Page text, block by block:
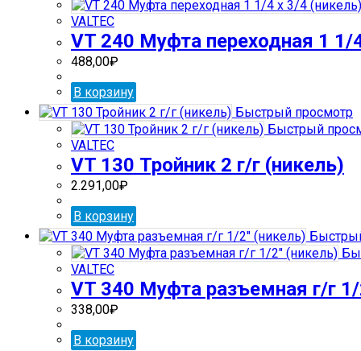
VALTEC
VT 240 Муфта переходная 1 1/
488,00₽
В корзину
Быстрый просмотр
Быстрый
VALTEC
VT 130 Тройник 2 г/г (никель)
2.291,00₽
В корзину
VALTEC
VT 340 Муфта разъемная г/г 1/
338,00₽
В корзину